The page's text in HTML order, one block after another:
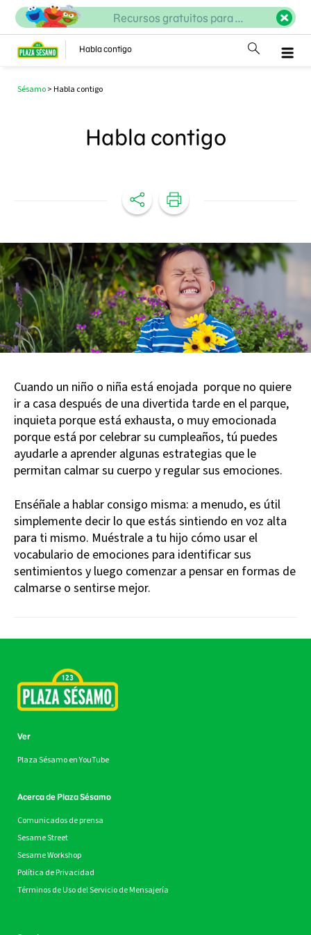
Recursos gratuitos para ...
Habla contigo
Sésamo>Habla contigo
Habla contigo
Cuando un niño o niña está enojada porque no quiere
ir a casa después de una divertida tarde en el parque,
inquieta porque está exhausta, o muy emocionada
porque está por celebrar su cumpleaños, tú puedes
ayudarle a aprender algunas estrategias que le
permitan calmar su cuerpo y regular sus emociones.
Enséñale a hablar consigo misma: a menudo, es útil
simplemente decir lo que estás sintiendo en voz alta
para ti mismo. Muéstrale a tu hijo cómo usar el
vocabulario de emociones para identificar sus
sentimientos y luego comenzar a pensar en formas de
calmarse o sentirse mejor.
Ver
Plaza Sésamo en YouTube
Acerca de Plaza Sésamo
Comunicados de prensa
Sesame Street
Sesame Workshop
Política de Privacidad
Términos de Uso del Servicio de Mensajería